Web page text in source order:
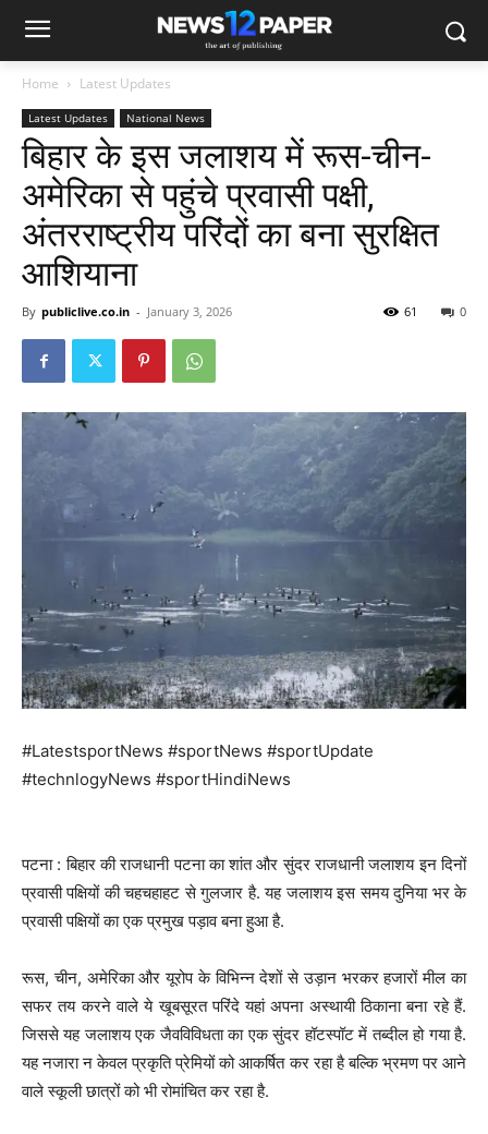
Home Latest Updates
Latest Updates National News
बिहार के इस जलाशय में रूस-चीन-
अमेरिका से पहुंचे प्रवासी पक्षी,
अंतरराष्ट्रीय परिंदों का बना सुरक्षित
आशियाना
By publiclive.co.in - January 3, 2026 0
61
#LatestsportNews #sportNews #sportUpdate
#technlogyNews #sportHindiNews
पटना : बिहार की राजधानी पटना का शांत और सुंदर राजधानी जलाशय इन दिनों
प्रवासी पक्षियों की चहचहाहट से गुलजार है. यह जलाशय इस समय दुनिया भर के
प्रवासी पक्षियों का एक प्रमुख पड़ाव बना हुआ है.
रूस, चीन, अमेरिका और यूरोप के विभिन्न देशों से उड़ान भरकर हजारों मील का
सफर तय करने वाले ये खूबसूरत परिंदे यहां अपना अस्थायी ठिकाना बना रहे हैं.
जिससे यह जलाशय एक जैवविविधता का एक सुंदर हॉटस्पॉट में तब्दील हो गया है.
यह नजारा न केवल प्रकृति प्रेमियों को आकर्षित कर रहा है बल्कि भ्रमण पर आने
वाले स्कूली छात्रों को भी रोमांचित कर रहा है.